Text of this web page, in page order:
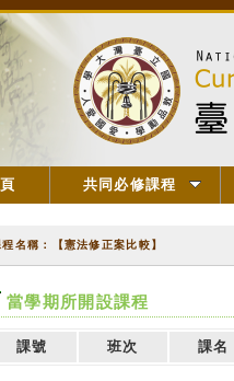
共同必修課程
程名稱：【憲法修正案比較】
當學期所開設課程
課號 班次 課名